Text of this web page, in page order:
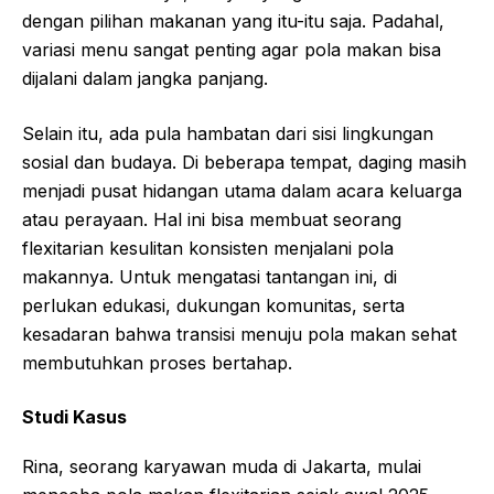
dengan pilihan makanan yang itu-itu saja. Padahal,
variasi menu sangat penting agar pola makan bisa
dijalani dalam jangka panjang.
Selain itu, ada pula hambatan dari sisi lingkungan
sosial dan budaya. Di beberapa tempat, daging masih
menjadi pusat hidangan utama dalam acara keluarga
atau perayaan. Hal ini bisa membuat seorang
flexitarian kesulitan konsisten menjalani pola
makannya. Untuk mengatasi tantangan ini, di
perlukan edukasi, dukungan komunitas, serta
kesadaran bahwa transisi menuju pola makan sehat
membutuhkan proses bertahap.
Studi Kasus
Rina, seorang karyawan muda di Jakarta, mulai